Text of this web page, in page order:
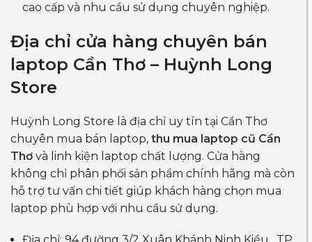
cao cấp và nhu cầu sử dụng chuyên nghiệp.
Địa chỉ cửa hàng chuyên bán
laptop Cần Thơ – Huỳnh Long
Store
Huỳnh Long Store là địa chỉ uy tín tại Cần Thơ
chuyên mua bán laptop, thu mua laptop cũ Cần
Thơ và linh kiện laptop chất lượng. Cửa hàng
không chỉ phân phối sản phẩm chính hãng mà còn
hỗ trợ tư vấn chi tiết giúp khách hàng chọn mua
laptop phù hợp với nhu cầu sử dụng.